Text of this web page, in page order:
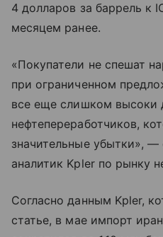
4 долларов за баррель к
месяцем ранее.
«Покупатели не спешат
при ограниченном
все еще слишком высоки
нефтепереработчиков,
значительные убытки»,
аналитик Kpler по рынку
Согласно данным Kpler,
статье, в мае импорт